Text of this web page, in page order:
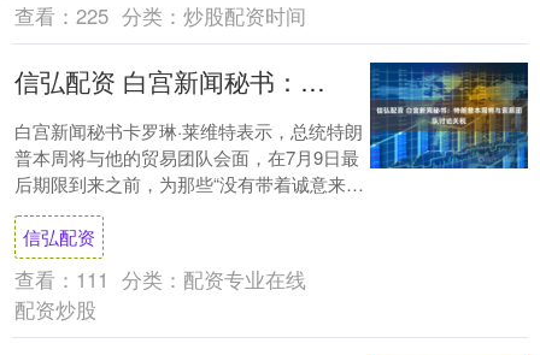
查看： 225 分类： 炒股配资时间
信弘配资 白宫新闻秘书：特朗普本周将与贸易团队讨论关税
白宫新闻秘书卡罗琳·莱维特表示，总统特朗
普本周将与他的贸易团队会面，在7月9日最
后期限到来之前，为那些“没有带着诚意来谈
判”的国家设定税率。 莱维特还表示，美
国....
信弘配资
查看： 111 分类： 配资专业在线
配资炒股